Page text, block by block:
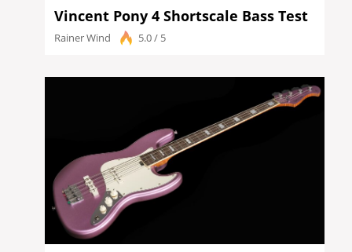
Vincent Pony 4 Shortscale Bass Test
Rainer Wind 5.0 / 5